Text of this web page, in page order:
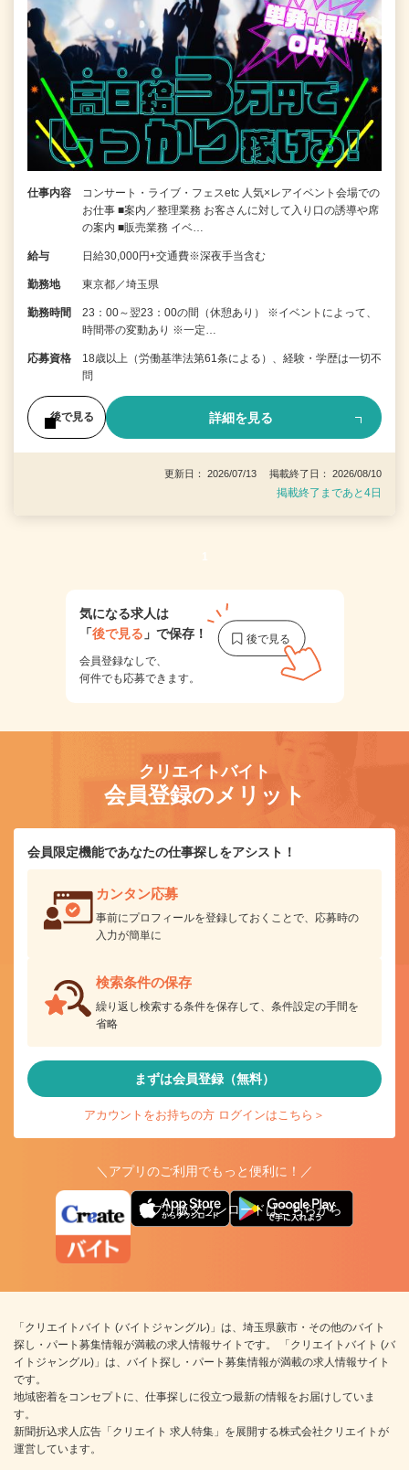
仕事内容
コンサート・ライブ・フェスetc 人気×レアイベント会場での
お仕事 ■案内／整理業務 お客さんに対して入り口の誘導や席
の案内 ■販売業務 イベ…
給与 日給30,000円+交通費※深夜手当含む
勤務地 東京都／埼玉県
勤務時間
23：00～翌23：00の間（休憩あり） ※イベントによって、
時間帯の変動あり ※一定…
応募資格
18歳以上（労働基準法第61条による）、経験・学歴は一切不
問
後で見る 詳細を見る
更新日： 2026/07/13 掲載終了日： 2026/08/10
掲載終了まであと4日
1
気になる求人は
「後で見る 」で保存！
会員登録なしで、
何件でも応募できます。
クリエイトバイト
会員登録のメリット
会員限定機能であなたの仕事探しをアシスト！
カンタン応募
事前にプロフィールを登録しておくことで、応募時の
入力が簡単に
検索条件の保存
繰り返し検索する条件を保存して、条件設定の手間を
省略
まずは会員登録（無料）
アカウントをお持ちの方 ログインはこちら＞
＼アプリのご利用でもっと便利に！／
アプリ版ダウンロードはこちらから
「クリエイトバイト (バイトジャングル)」は、埼玉県蕨市・その他のバイト
探し・パート募集情報が満載の求人情報サイトです。 「クリエイトバイト (バ
イトジャングル)」は、バイト探し・パート募集情報が満載の求人情報サイト
です。
地域密着をコンセプトに、仕事探しに役立つ最新の情報をお届けしていま
す。
新聞折込求人広告「クリエイト 求人特集」を展開する株式会社クリエイトが
運営しています。